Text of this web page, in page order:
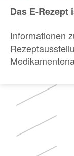
Das E-Rezept
Informationen